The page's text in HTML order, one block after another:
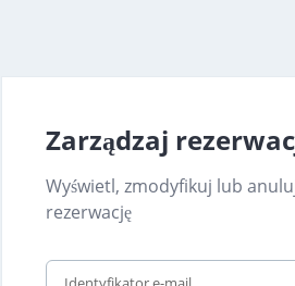
Zarządzaj
Wyświetl, zmodyfikuj lub
rezerwację